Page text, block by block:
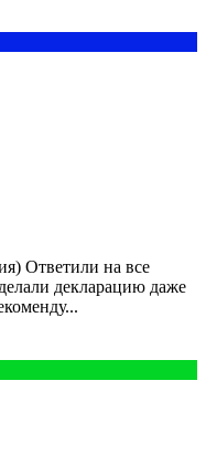
Ответили на все
декларацию даже